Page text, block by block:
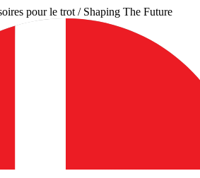
pour le trot / Shaping The Future